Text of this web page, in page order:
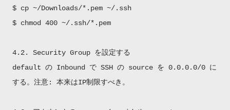
$ cp ~/Downloads/*.pem ~/.ssh
$ chmod 400 ~/.ssh/*.pem
4.2. Security Group を設定する
default の Inbound で SSH の source を 0.0.0.0/0 に
する。注意: 本来はIP制限すべき。